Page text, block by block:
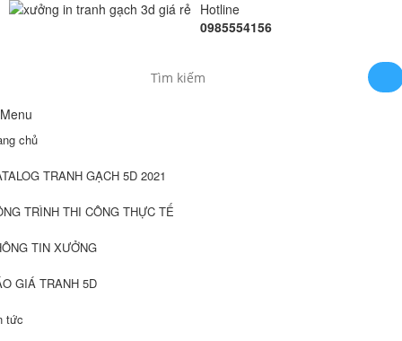
Hotline
0985554156
Menu
chủ
TRANH GẠCH 5D 2021
TRÌNH THI CÔNG THỰC TẾ
TIN XƯỞNG
GIÁ TRANH 5D
tức